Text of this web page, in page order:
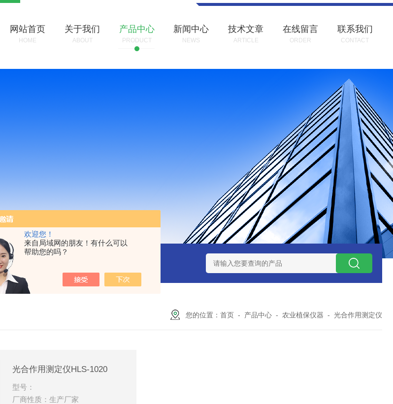
欢迎您！
来自局域网的朋友！有什么可以
帮助您的吗？
网站首页
HOME
关于我们
ABOUT
产品中心
PRODUCT
新闻中心
NEWS
技术文章
ARTICLE
在线留言
ORDER
联系我们
CONTACT
灰分测定马弗炉-郑州安晟科学仪器 SX2-9-17TP高温实验用热失重马弗炉 实验室小型高温马弗炉 陶瓷纤维
您的位置： 首页 - 产品中心 - 农业植保仪器 - 光合作用测定仪
光合作用测定仪HLS-1020
型号：
厂商性质：生产厂家